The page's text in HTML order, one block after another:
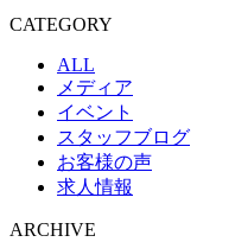
CATEGORY
ALL
メディア
イベント
スタッフブログ
お客様の声
求人情報
ARCHIVE